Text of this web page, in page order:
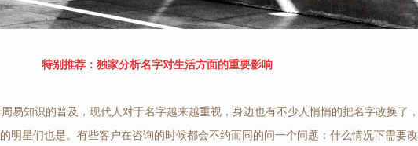
特别推荐：独家分析名字对生活方面的重要影响
易知识的普及，现代人对于名字越来越重视，身边也有不少人悄悄的把名字改换了，
明星们也是。有些客户在咨询的时候都会不约而同的问一个问题：什么情况下需要改